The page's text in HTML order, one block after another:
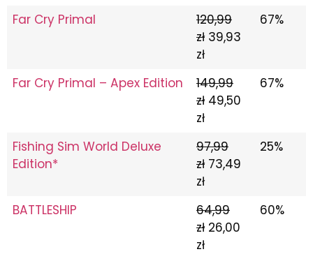
Far Cry Primal
120,99
zł 39,93
zł
67%
Far Cry Primal – Apex Edition
149,99
zł 49,50
zł
67%
Fishing Sim World Deluxe
Edition*
97,99
zł 73,49
zł
25%
BATTLESHIP
64,99
zł 26,00
zł
60%